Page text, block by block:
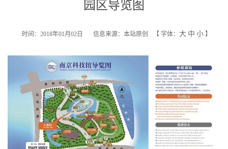
园区导览图
时间：2018年01月02日 信息来源：本站原创 【 字体： 大 中 小 】